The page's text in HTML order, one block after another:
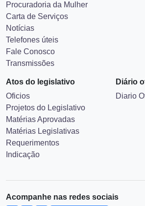
Procuradoria da Mulher
Carta de Serviços
Notícias
Telefones úteis
Fale Conosco
Transmissões
Atos do legislativo
Oficios
Projetos do Legislativo
Matérias Aprovadas
Matérias Legislativas
Requerimentos
Indicação
Diário
Diario
Acompanhe nas redes sociais